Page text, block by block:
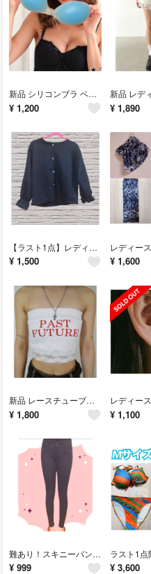
新品 シリコンブラ ベージュヌーブラ cカップ ぷにゅ×2 水色 ブルー 青
¥ 1,200 ¥ 1,890
【ラスト1点】レディース、 トップス、ブラック
¥ 1,500 ¥ 1,600
新品 レースチューブトップ ブラック 白 ホワイト
¥ 1,800 ¥ 1,100
難あり！スキニーパンツ ブラック レディース ボトムス
¥ 999 ¥ 3,600